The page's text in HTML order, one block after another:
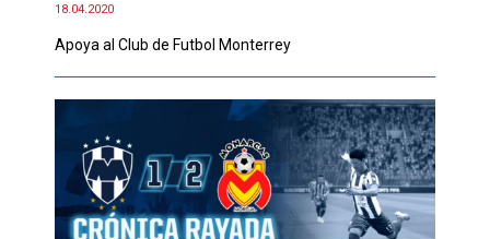
18.04.2020
Apoya al Club de Futbol Monterrey